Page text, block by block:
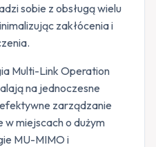
sobie z obsługą wielu
zakłócenia i
Multi-Link Operation
na jednoczesne
zarządzanie
w miejscach o dużym
MU-MIMO i